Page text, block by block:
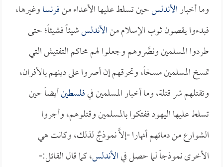
وما أخبارالأندلسحين تسلط عليها الأعداء منفرنساوغيرها،
فبدءوا يقصون ثوب الإسلام منالأندلسشيئاً فشيئاً؛ حتى
طردوا المسلمين ونصَّروهم وجعلوا لهم محاكم التفتيش التي
تمسخ المسلمين مسخاً، وتحرقهم إن أصروا على دينهم بالأفران،
وتقتلهم شر قتلة، وما أخبار المسلمين فيفلسطينأيضاً حين
تسلط عليها اليهود ففتكوا بالمسلمين وقتلوهم، وأجروا
الشوارع من دمائهم أنهارا -إلاَّ نموذجٌ لذلك، وكانت هي
الأخرى نموذجاً لما حصل فيالأندلس، كما قال القائل:-